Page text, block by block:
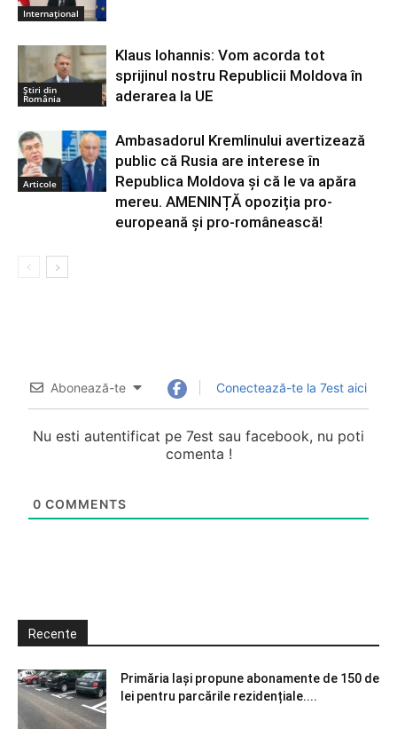
Internațional
Știri din
România
Klaus Iohannis: Vom acorda tot
sprijinul nostru Republicii Moldova în
aderarea la UE
Articole
Ambasadorul Kremlinului avertizează
public că Rusia are interese în
Republica Moldova și că le va apăra
mereu. AMENINȚĂ opoziția pro-
europeană și pro-românească!
Abonează-te Conectează-te la 7est aici
Nu esti autentificat pe 7est sau facebook, nu poti
comenta !
0 COMMENTS
Recente
Primăria Iași propune abonamente de 150 de
lei pentru parcările rezidențiale....